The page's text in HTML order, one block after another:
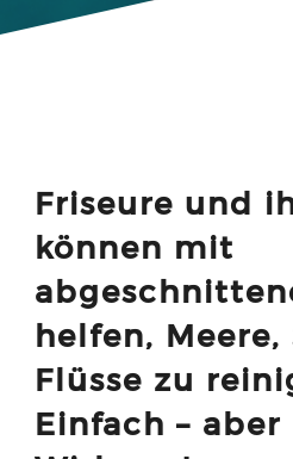
Friseure und
können mit
helfen, Meere,
Flüsse zu
Einfach –